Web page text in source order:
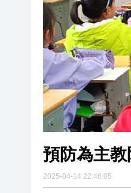
山
預防為主
2025-04-14 22:46:05